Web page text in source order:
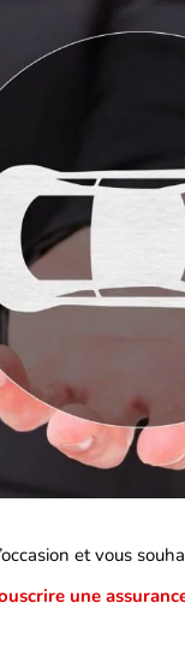
et vous
une